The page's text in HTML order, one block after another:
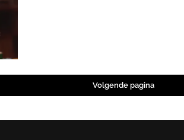
Volgende pagina